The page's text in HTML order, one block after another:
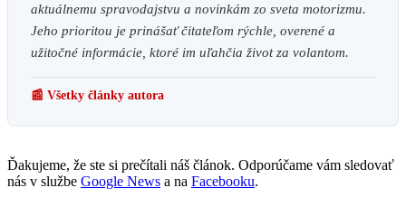
aktuálnemu spravodajstvu a novinkám zo sveta motorizmu.
Jeho prioritou je prinášať čitateľom rýchle, overené a
užitočné informácie, ktoré im uľahčia život za volantom.
📰 Všetky články autora
Ďakujeme, že ste si prečítali náš článok. Odporúčame vám sledovať
nás v službe Google News a na Facebooku.